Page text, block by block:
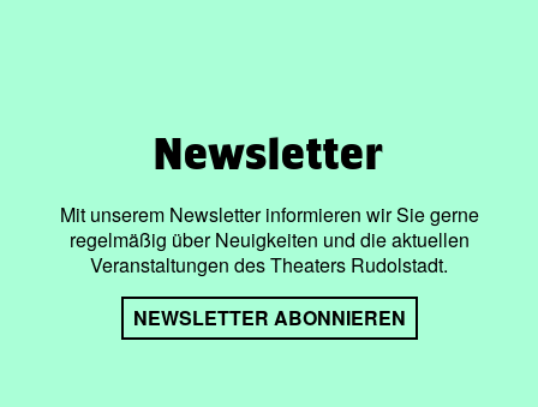
Newsletter
Mit unserem Newsletter informieren wir Sie gerne
regelmäßig über Neuigkeiten und die aktuellen
Veranstaltungen des Theaters Rudolstadt.
NEWSLETTER ABONNIEREN